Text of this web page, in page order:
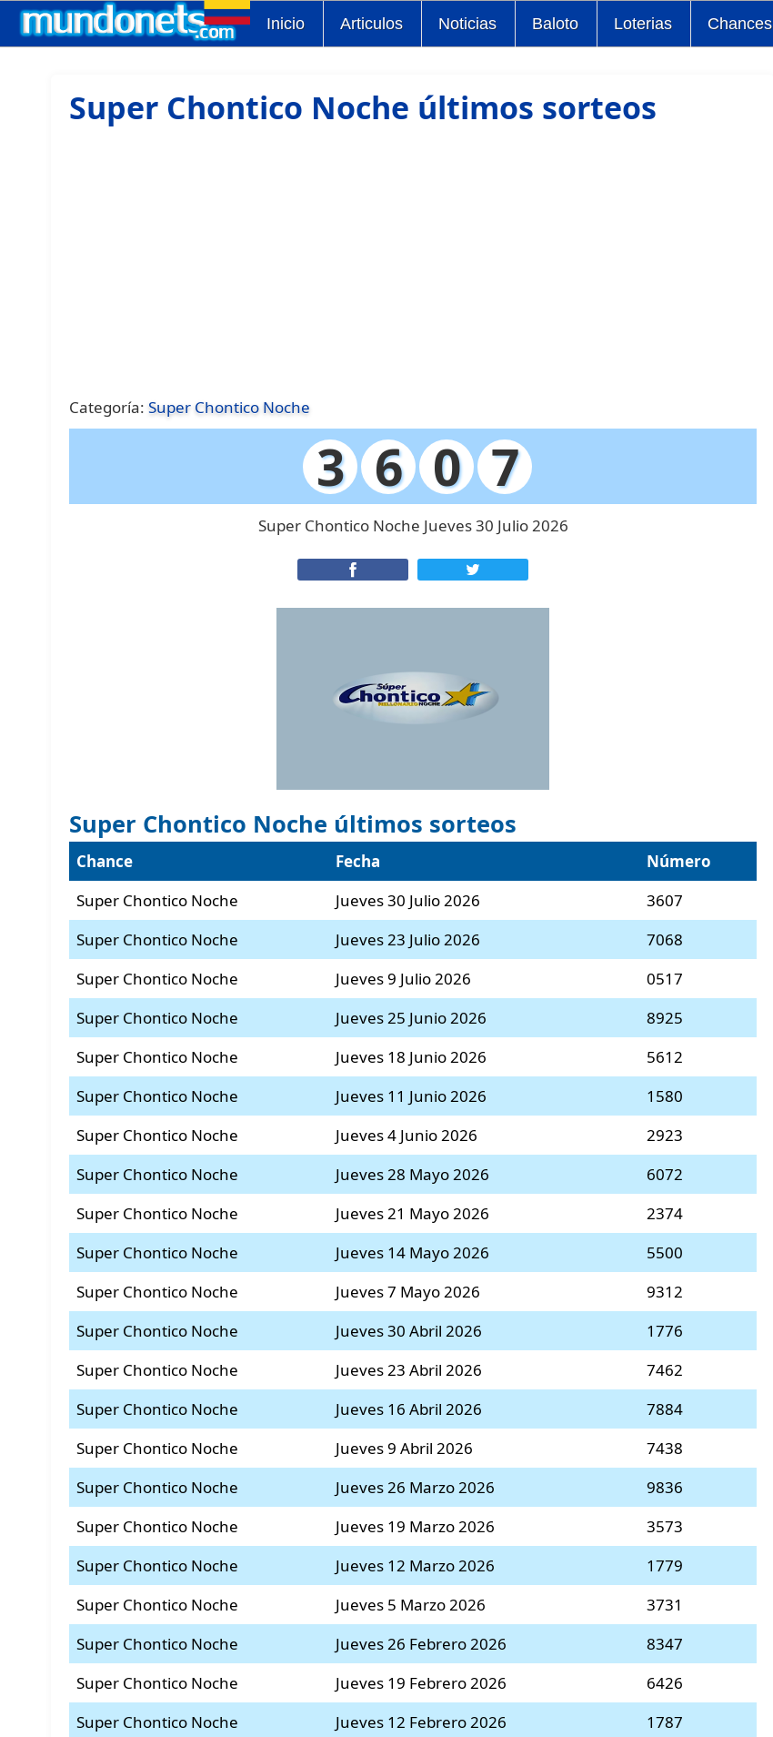
Inicio Articulos Noticias Baloto Loterias Chances
Super Chontico Noche últimos sorteos
Categoría:Super Chontico Noche
3 6 0 7
Super Chontico Noche Jueves 30 Julio 2026
Super Chontico Noche últimos sorteos
Chance Fecha
Número
Super Chontico Noche
Jueves 30 Julio 2026
3607
Super Chontico Noche
Jueves 23 Julio 2026
7068
Super Chontico Noche
Jueves 9 Julio 2026
0517
Super Chontico Noche
Jueves 25 Junio 2026
8925
Super Chontico Noche
Jueves 18 Junio 2026
5612
Super Chontico Noche
Jueves 11 Junio 2026
1580
Super Chontico Noche
Jueves 4 Junio 2026
2923
Super Chontico Noche
Jueves 28 Mayo 2026
6072
Super Chontico Noche
Jueves 21 Mayo 2026
2374
Super Chontico Noche
Jueves 14 Mayo 2026
5500
Super Chontico Noche
Jueves 7 Mayo 2026
9312
Super Chontico Noche
Jueves 30 Abril 2026
1776
Super Chontico Noche
Jueves 23 Abril 2026
7462
Super Chontico Noche
Jueves 16 Abril 2026
7884
Super Chontico Noche
Jueves 9 Abril 2026
7438
Super Chontico Noche
Jueves 26 Marzo 2026
9836
Super Chontico Noche
Jueves 19 Marzo 2026
3573
Super Chontico Noche
Jueves 12 Marzo 2026
1779
Super Chontico Noche
Jueves 5 Marzo 2026
3731
Super Chontico Noche
Jueves 26 Febrero 2026
8347
Super Chontico Noche
Jueves 19 Febrero 2026
6426
Super Chontico Noche
Jueves 12 Febrero 2026
1787